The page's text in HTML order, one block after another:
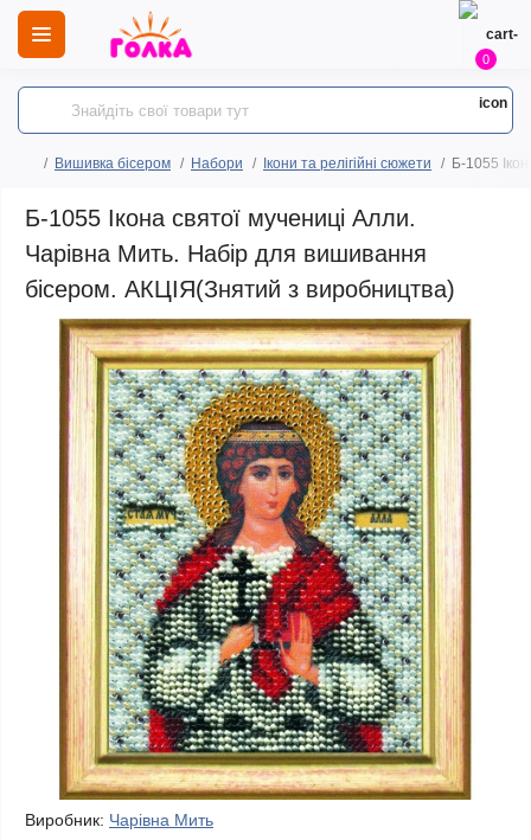
0
Вишивка бісером Набори Ікони та релігійні сюжети Б-1055
Б-1055 Ікона святої мучениці Алли.
Чарівна Мить. Набір для вишивання
бісером. АКЦІЯ(Знятий з виробництва)
Виробник: Чарівна Мить